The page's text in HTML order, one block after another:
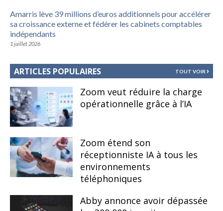
Amarris lève 39 millions d’euros additionnels pour accélérer
sa croissance externe et fédérer les cabinets comptables
indépendants
1 juillet 2026
ARTICLES POPULAIRES TOUT VOIR
Zoom veut réduire la charge
opérationnelle grâce à l’IA
Zoom étend son
réceptionniste IA à tous les
environnements
téléphoniques
Abby annonce avoir dépassée